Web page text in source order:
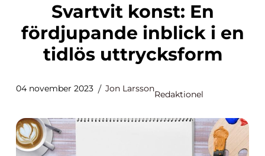
Svartvit konst: En
fördjupande inblick i en
tidlös uttrycksform
04 november 2023 Jon Larsson
Redaktionel